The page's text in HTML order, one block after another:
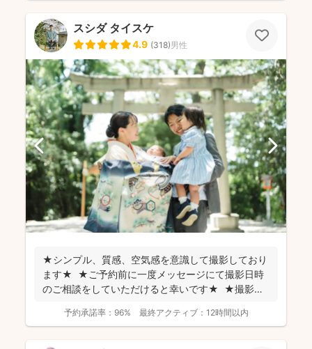
スシダ タイスケ
4.9 (318)男性
★シンプル、質感、空気感を意識して撮影しており
ます★ ★ご予約前に一度メッセージにて撮影日時
のご相談をしていただけると幸いです★ ★撮影に
予約承諾率： 96% 最終アクティブ： 12時間以内